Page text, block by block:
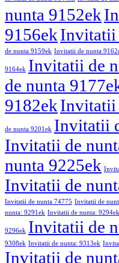
nunta 9152ek
9156ekInvitatii
de nunta 9159ek Invitatii de nunta
9164ek Invitatii de
de nunta
9182ekInvitatii
de nunta 9201ek Invitatii
Invitatii de
nunta 9225ek
Invitatii de
Invitatii de nunta 74775 Invitatii de
nunta: 9291ek Invitatii de nunta: 9294ek
9296ek Invitatii de
9308ek Invitatii de nunta: 9313ek
Invitatii de